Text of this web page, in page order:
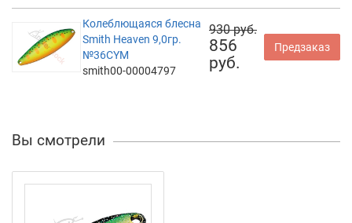
Колеблющаяся блесна
Smith Heaven 9,0гр.
№36CYM
smith00-00004797
930 руб.
856
руб.
Предзаказ
Вы смотрели